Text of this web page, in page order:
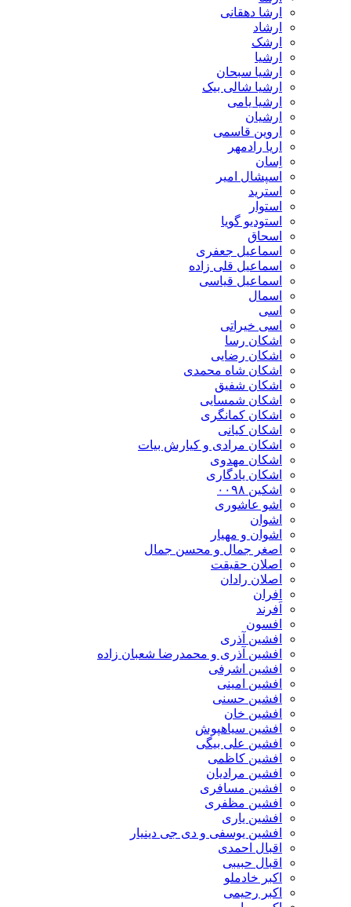
ارشا دهقانی
ارشاد
ارشک
ارشیا
ارشیا سبحان
ارشیا شالی بیک
ارشیا یامی
ارشیان
اروین قاسمی
اریا رادمهر
اِسان
اسپشال امیر
استرید
استوار
استودیو گویا
اسحاق
اسماعیل جعفری
اسماعیل قلی زاده
اسماعیل قیاسی
اسمال
اسی
اسی خیراتی
اشکان رسا
اشکان رضایی
اشکان شاه محمدی
اشکان شفیق
اشکان شمسایی
اشکان‌ کمانگری
اشکان کیانی
اشکان مرادی و کیارش بیات
اشکان مهدوی
اشکان یادگاری
اشکین ۰۰۹۸
اشو عاشوری
اشوان
اشوان و مهیار
اصغر جمال و محسن جمال
اصلان حقیقت
اصلان رادان
افران
اَفرند
افسون
افشین آذری
افشین آذری و محمدرضا شعبان زاده
افشین اشرفی
افشین امینی
افشین حسنی
افشین خان
افشین سیاهپوش
افشین علی بیگی
افشین کاظمی
افشین مرادیان
افشین مسافری
افشین مظفری
افشین یاری
افشین یوسفی و دی جی دینیار
اقبال احمدی
اقبال حبیبی
اکبر خادملو
اکبر رحیمی